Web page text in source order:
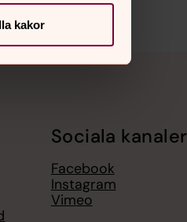
kakor
Sociala kanaler
Facebook
Instagram
Vimeo